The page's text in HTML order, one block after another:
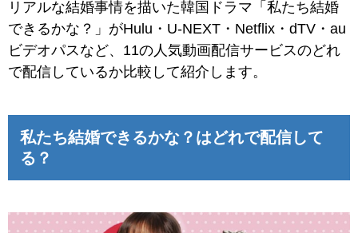
リアルな結婚事情を描いた韓国ドラマ「私たち結婚
できるかな？」がHulu・U-NEXT・Netflix・dTV・au
ビデオパスなど、11の人気動画配信サービスのどれ
で配信しているか比較して紹介します。
私たち結婚できるかな？はどれで配信して
る？